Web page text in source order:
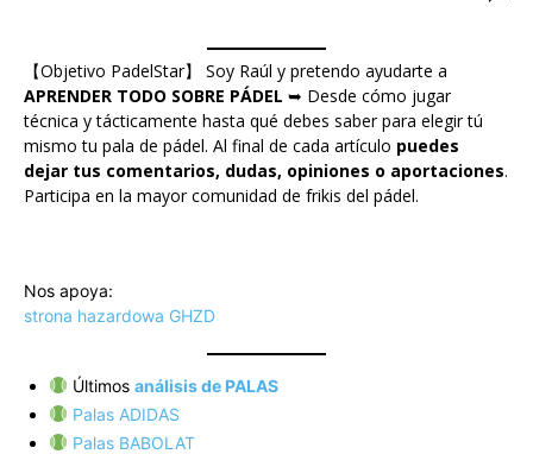
【Objetivo PadelStar】 Soy Raúl y pretendo ayudarte a
APRENDER TODO SOBRE PÁDEL ➥ Desde cómo jugar
técnica y tácticamente hasta qué debes saber para elegir tú
mismo tu pala de pádel. Al final de cada artículo puedes
dejar tus comentarios, dudas, opiniones o aportaciones.
Participa en la mayor comunidad de frikis del pádel.
Nos apoya:
strona hazardowa GHZD
Últimos análisis de PALAS
Palas ADIDAS
Palas BABOLAT